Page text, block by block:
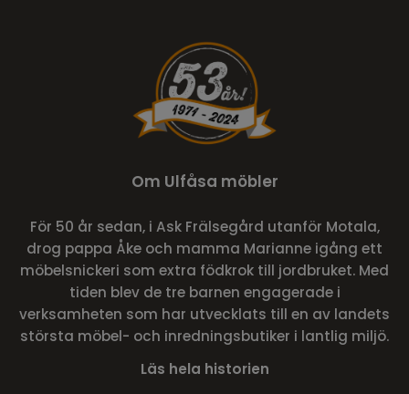
Om Ulfåsa möbler
För 50 år sedan, i Ask Frälsegård utanför Motala,
drog pappa Åke och mamma Marianne igång ett
möbelsnickeri som extra födkrok till jordbruket. Med
tiden blev de tre barnen engagerade i
verksamheten som har utvecklats till en av landets
största möbel- och inredningsbutiker i lantlig miljö.
Läs hela historien